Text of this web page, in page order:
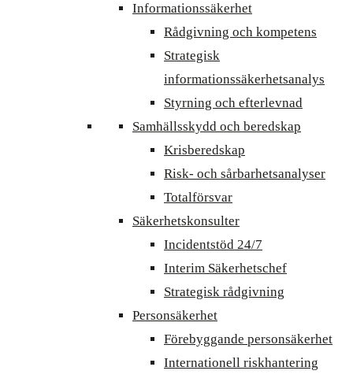
Informationssäkerhet
Rådgivning och kompetens
Strategisk
informationssäkerhetsanalys
Styrning och efterlevnad
Samhällsskydd och beredskap
Krisberedskap
Risk- och sårbarhetsanalyser
Totalförsvar
Säkerhetskonsulter
Incidentstöd 24/7
Interim Säkerhetschef
Strategisk rådgivning
Personsäkerhet
Förebyggande personsäkerhet
Internationell riskhantering